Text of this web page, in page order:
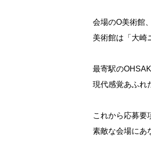
会場のO美術館
美術館は「大崎
最寄駅の
現代感覚あふれ
これから応募要
素敵な会場にあ